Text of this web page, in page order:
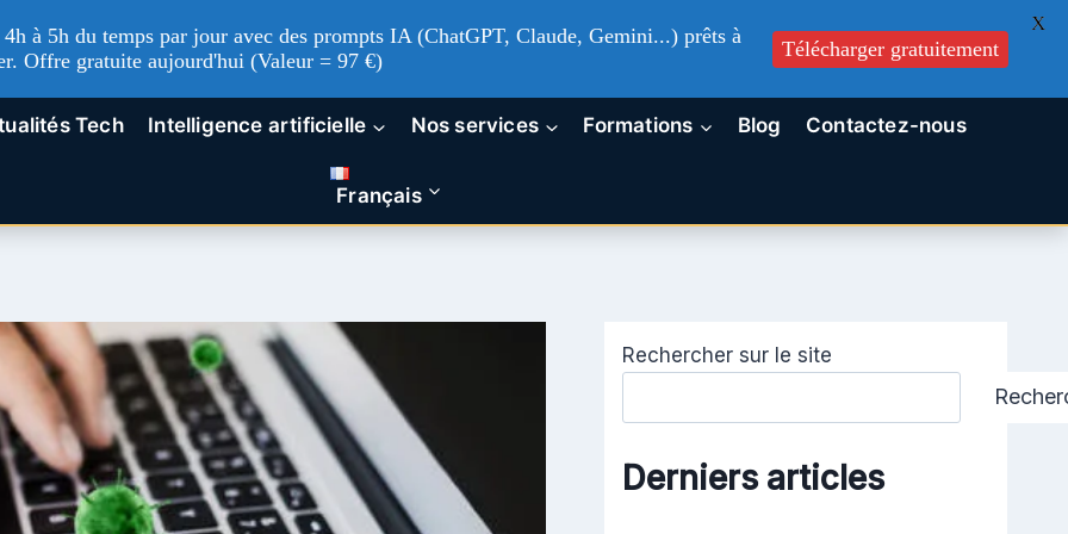
Tech Intelligence artificielle Nos services Formations Blog Contactez-nous
Français
Rechercher sur le site
Derniers articles
à 5h du temps par jour avec des prompts IA (ChatGPT, Claude, Gemini...) prêts à
Offre gratuite aujourd'hui (Valeur = 97 €)
Télécharger gratuitement
X